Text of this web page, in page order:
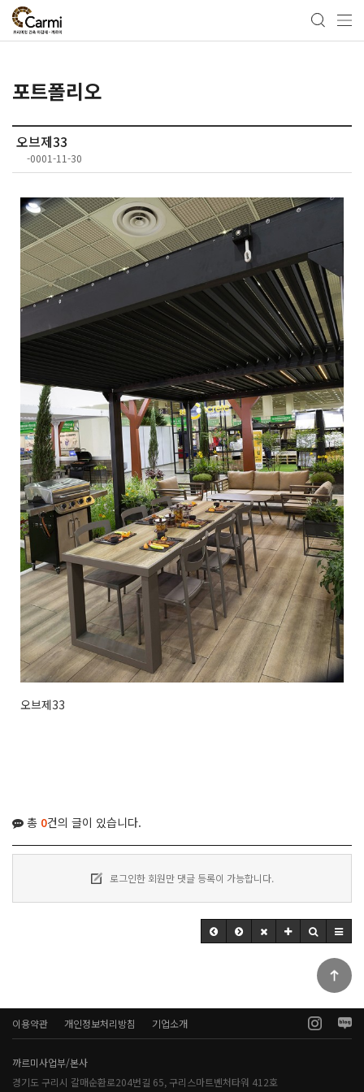
포트폴리오
오브제33
-0001-11-30
오브제33
총 0건의 글이 있습니다.
로그인한 회원만 댓글 등록이 가능합니다.
이용약관 개인정보처리방침 기업소개
까르미사업부/본사
경기도 구리시 갈매순환로204번길 65, 구리스마트벤처타워 412호